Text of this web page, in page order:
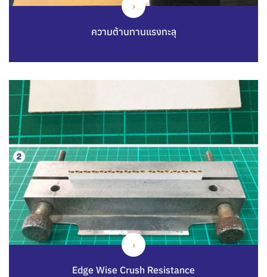
ความต้านทานแรงทะลุ
Edge Wise Crush Resistance